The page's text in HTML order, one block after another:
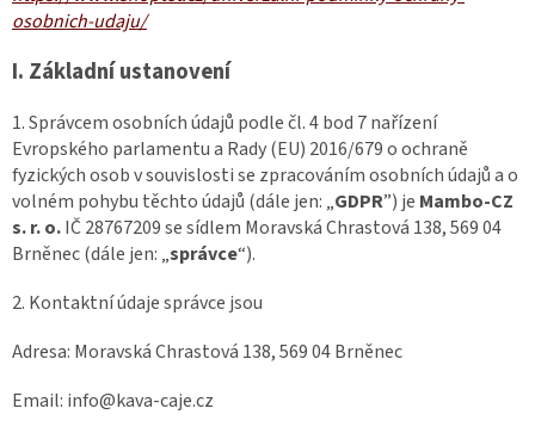
osobnich-udaju/
I. Základní ustanovení
1. Správcem osobních údajů podle čl. 4 bod 7 nařízení
Evropského parlamentu a Rady (EU) 2016/679 o ochraně
fyzických osob v souvislosti se zpracováním osobních údajů a o
volném pohybu těchto údajů (dále jen: „GDPR”) je Mambo-CZ
s. r. o.IČ28767209se sídlem Moravská Chrastová 138, 569 04
Brněnec (dále jen: „správce“).
2. Kontaktní údaje správce jsou
Adresa: Moravská Chrastová 138, 569 04 Brněnec
Email: info@kava-caje.cz